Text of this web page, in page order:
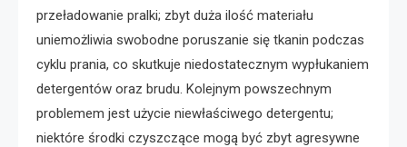
przeładowanie pralki; zbyt duża ilość materiału
uniemożliwia swobodne poruszanie się tkanin podczas
cyklu prania, co skutkuje niedostatecznym wypłukaniem
detergentów oraz brudu. Kolejnym powszechnym
problemem jest użycie niewłaściwego detergentu;
niektóre środki czyszczące mogą być zbyt agresywne